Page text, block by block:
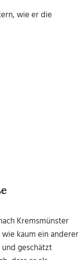
wie er die
Kremsmünster
kaum ein anderer
geschätzt